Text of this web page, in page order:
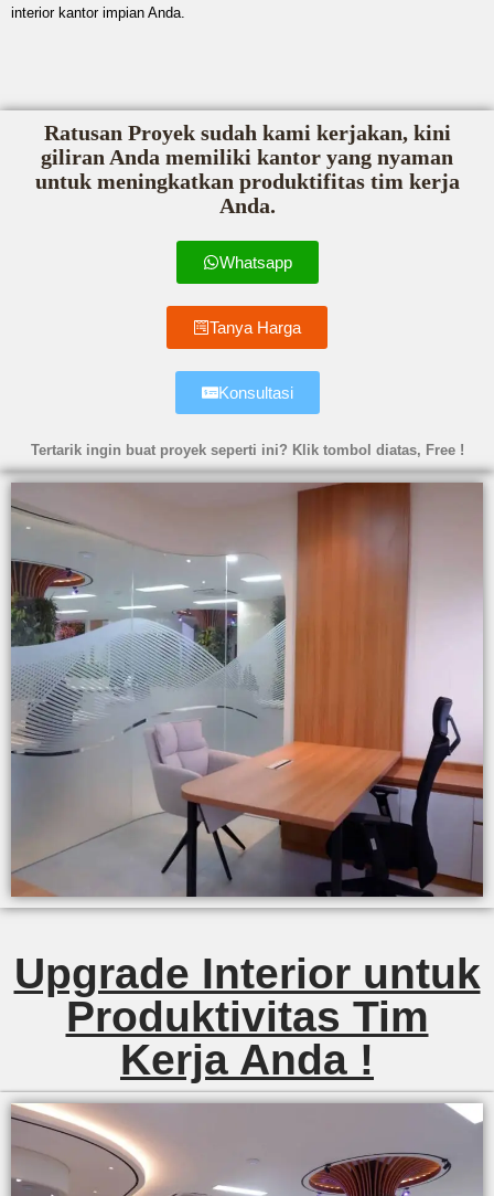
interior kantor impian Anda.
Ratusan Proyek sudah kami kerjakan, kini
giliran Anda memiliki kantor yang nyaman
untuk meningkatkan produktifitas tim kerja
Anda.
Whatsapp
Tanya Harga
Konsultasi
Tertarik ingin buat proyek seperti ini? Klik tombol diatas, Free !
Upgrade Interior untuk
Produktivitas Tim
Kerja Anda !